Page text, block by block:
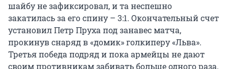
шайбу не зафиксировал, и та неспешно
закатилась за его спину – 3:1. Окончательный счет
установил Петр Пруха под занавес матча,
прокинув снаряд в «домик» голкиперу «Льва».
Третья победа подряд и пока армейцы не дают
своим противникам забивать больше одного раза.